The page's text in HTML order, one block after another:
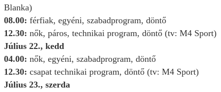
Blanka)
08.00: férfiak, egyéni, szabadprogram, döntő
12.30: nők, páros, technikai program, döntő (tv: M4 Sport)
Július 22., kedd
04.00: nők, egyéni, szabadprogram, döntő
12.30: csapat technikai program, döntő (tv: M4 Sport)
Július 23., szerda